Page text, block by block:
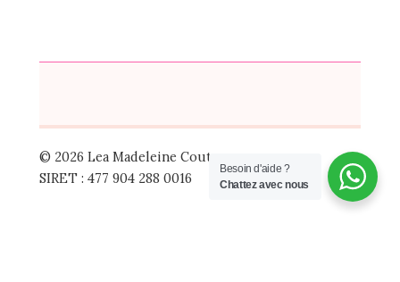
© 2026 Lea Madeleine Couture
SIRET : 477 904 288 0016
Besoin d'aide ?
Chattez avec nous